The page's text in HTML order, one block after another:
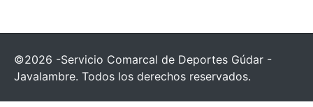
©2026 -Servicio Comarcal de Deportes Gúdar -
Javalambre. Todos los derechos reservados.